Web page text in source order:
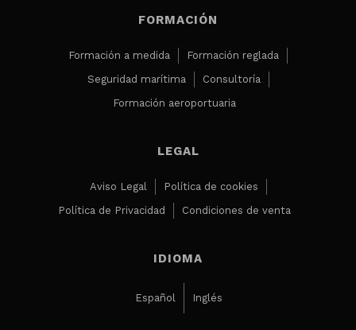
FORMACIÓN
Formación a medida
Formación reglada
Seguridad marítima
Consultoría
Formación aeroportuaria
LEGAL
Aviso Legal
Política de cookies
Política de Privacidad
Condiciones de venta
IDIOMA
Español Inglés